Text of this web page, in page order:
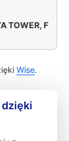
TOWER, F
Wise.
dzięki